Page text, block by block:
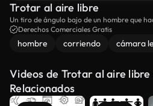
Trotar al aire libre
Un tiro de ángulo bajo de un hombre que
Derechos Comerciales Gratis
hombre corriendo cámara
Videos de Trotar al aire
Relacionados